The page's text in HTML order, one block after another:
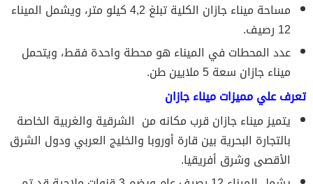
مساحة ميناء جازان الكلية تبلغ 4,2 كيلو متر، ويشمل الميناء
12 رصيف.
عدد المحطات في الميناء هو محطة واحدة فقط، ويتحمل
ميناء جازان سعة 5 ملايين طن.
تعرف علي مميزات ميناء جازان
يتميز ميناء جازان قرب مكانه من الشرقية والغربية الخاصة
بالتجارة البحرية بين قارة أوروبا والخليج العربي ودول الشرق
الأقصى وشرق أفريقيا.